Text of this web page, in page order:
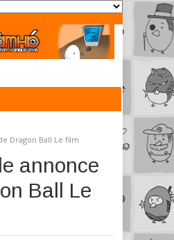
Dragon Ball Le film
annonce
Ball Le